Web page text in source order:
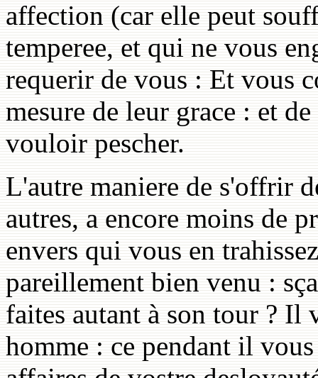
affection (car elle peut
temperee, et qui ne vous
requerir de vous : Et vous
mesure de leur grace : et
vouloir pescher.
L'autre maniere de s'offrir
autres, a encore moins de
envers qui vous en
pareillement bien venu :
faites autant à son tour ? Il
homme : ce pendant il